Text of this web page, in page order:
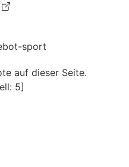
auf dieser Seite.
5]